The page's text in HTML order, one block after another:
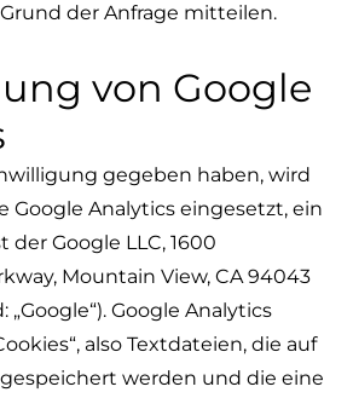
der Anfrage mitteilen.
von Google
gegeben haben, wird
Google Analytics eingesetzt, ein
Google LLC, 1600
Mountain View, CA 94043
„Google“). Google Analytics
also Textdateien, die auf
werden und die eine